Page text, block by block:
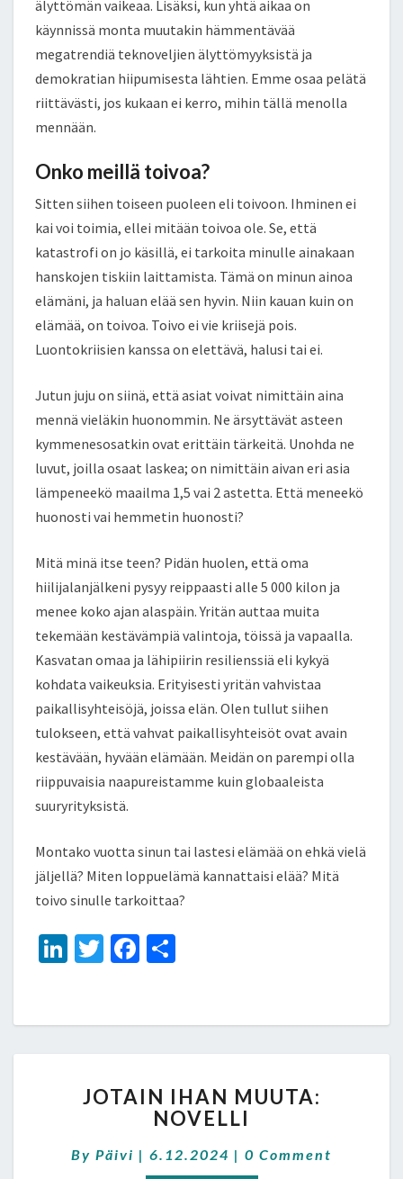
älyttömän vaikeaa. Lisäksi, kun yhtä aikaa on
käynnissä monta muutakin hämmentävää
megatrendiä teknoveljien älyttömyyksistä ja
demokratian hiipumisesta lähtien. Emme osaa pelätä
riittävästi, jos kukaan ei kerro, mihin tällä menolla
mennään.
Onko meillä toivoa?
Sitten siihen toiseen puoleen eli toivoon. Ihminen ei
kai voi toimia, ellei mitään toivoa ole. Se, että
katastrofi on jo käsillä, ei tarkoita minulle ainakaan
hanskojen tiskiin laittamista. Tämä on minun ainoa
elämäni, ja haluan elää sen hyvin. Niin kauan kuin on
elämää, on toivoa. Toivo ei vie kriisejä pois.
Luontokriisien kanssa on elettävä, halusi tai ei.
Jutun juju on siinä, että asiat voivat nimittäin aina
mennä vieläkin huonommin. Ne ärsyttävät asteen
kymmenesosatkin ovat erittäin tärkeitä. Unohda ne
luvut, joilla osaat laskea; on nimittäin aivan eri asia
lämpeneekö maailma 1,5 vai 2 astetta. Että meneekö
huonosti vai hemmetin huonosti?
Mitä minä itse teen? Pidän huolen, että oma
hiilijalanjälkeni pysyy reippaasti alle 5 000 kilon ja
menee koko ajan alaspäin. Yritän auttaa muita
tekemään kestävämpiä valintoja, töissä ja vapaalla.
Kasvatan omaa ja lähipiirin resilienssiä eli kykyä
kohdata vaikeuksia. Erityisesti yritän vahvistaa
paikallisyhteisöjä, joissa elän. Olen tullut siihen
tulokseen, että vahvat paikallisyhteisöt ovat avain
kestävään, hyvään elämään. Meidän on parempi olla
riippuvaisia naapureistamme kuin globaaleista
suuryrityksistä.
Montako vuotta sinun tai lastesi elämää on ehkä vielä
jäljellä? Miten loppuelämä kannattaisi elää? Mitä
toivo sinulle tarkoittaa?
Li
dI
n
T
er
Fa
o
o
k
e
IHAN
MUUTA:
JOTAIN IHAN MUUTA:
NOVELLI
By Päivi | 6.12.2024 | Comments
0 Comment